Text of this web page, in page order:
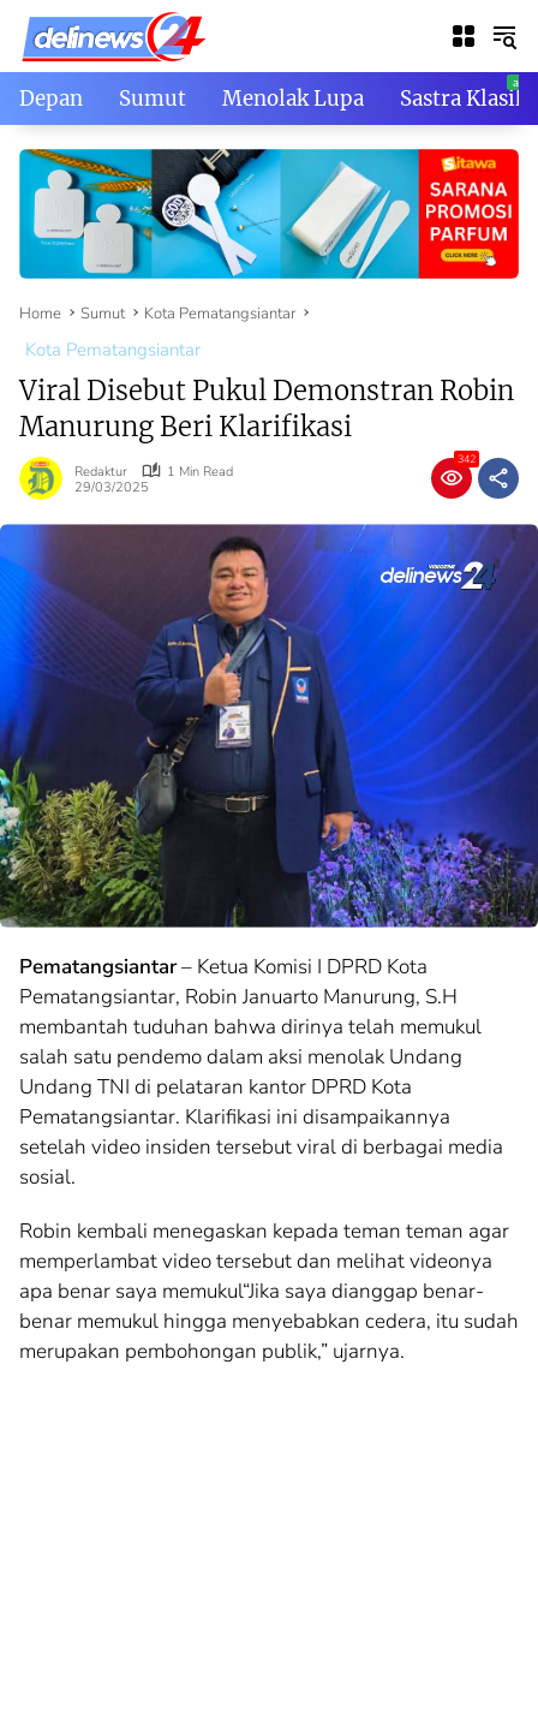
Skip
content
Depan Sumut Menolak Lupa Sastra Klasik
Home Sumut Kota Pematangsiantar
Kota Pematangsiantar
Viral Disebut Pukul Demonstran Robin
Manurung Beri Klarifikasi
Redaktur
1 Min Read
29/03/2025
342
Pematangsiantar– Ketua Komisi I DPRD Kota
Pematangsiantar, Robin Januarto Manurung, S.H
membantah tuduhan bahwa dirinya telah memukul
salah satu pendemo dalam aksi menolak Undang
Undang TNI di pelataran kantor DPRD Kota
Pematangsiantar. Klarifikasi ini disampaikannya
setelah video insiden tersebut viral di berbagai media
sosial.
Robin kembali menegaskan kepada teman teman agar
memperlambat video tersebut dan melihat videonya
apa benar saya memukul“Jika saya dianggap benar-
benar memukul hingga menyebabkan cedera, itu sudah
merupakan pembohongan publik,” ujarnya.